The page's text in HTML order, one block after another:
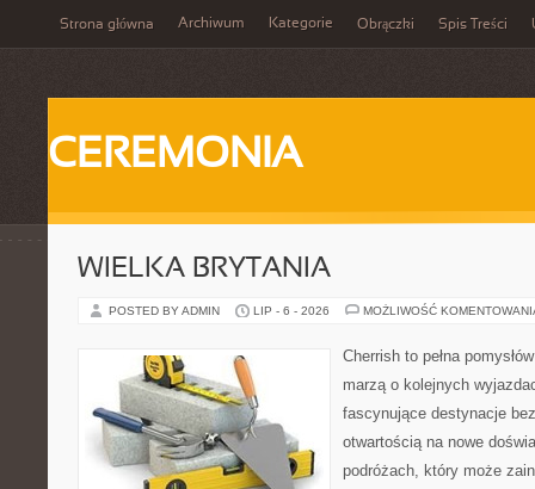
Strona główna Archiwum Kategorie Obrączki Spis Treści
CEREMONIA
WIELKA BRYTANIA
POSTED BY ADMIN LIP - 6 - 2026 MOŻLIWOŚĆ
Cherrish to pełna
marzą o kolejnych
fascynujące destynacje
otwartością na nowe
podróżach, który może